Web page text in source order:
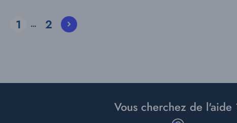
Current
1 … Page
2
Vous cherchez de l'aide